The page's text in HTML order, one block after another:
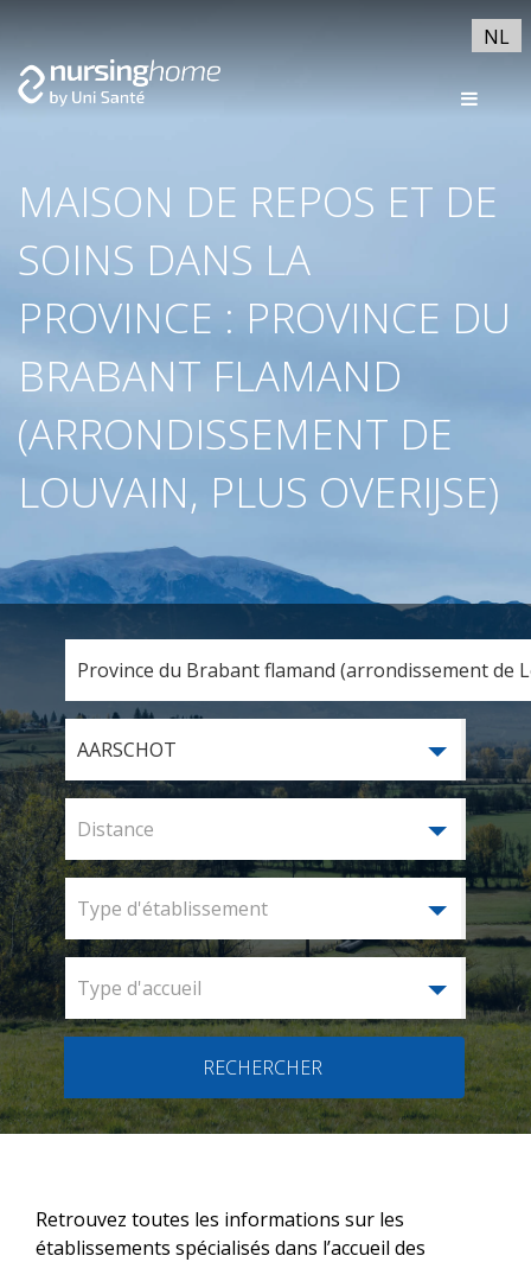
NL
MAISON DE REPOS ET DE
SOINS DANS LA
PROVINCE : PROVINCE DU
BRABANT FLAMAND
(ARRONDISSEMENT DE
LOUVAIN, PLUS OVERIJSE)
Province du Brabant flamand (arrondissement de
AARSCHOT
Distance
Type d'établissement
Type d'accueil
RECHERCHER
Retrouvez toutes les informations sur les
établissements spécialisés dans l’accueil des